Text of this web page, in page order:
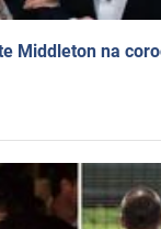
Middleton na